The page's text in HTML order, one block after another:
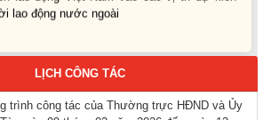
đào tạo năm học 2026-2027
LỊCH CÔNG TÁC
trình công tác của Thường trực HĐND và Ủy